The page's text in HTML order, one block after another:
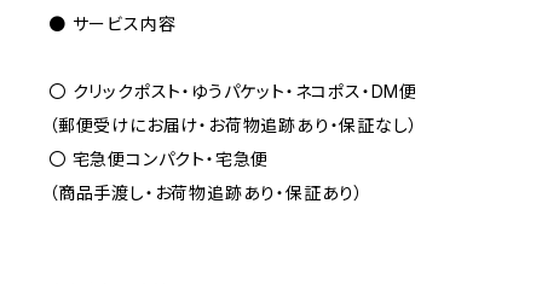
● サービス内容
〇 クリックポスト・ゆうパケット・ネコポス・DM便
（郵便受けにお届け・お荷物追跡あり・保証なし）
〇 宅急便コンパクト・宅急便
（商品手渡し・お荷物追跡あり・保証あり）